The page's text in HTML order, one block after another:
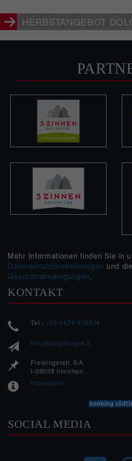
HERBSTANGEBOT
Mehr Informationen finden Sie in
Datenschutzbestimmungen und die
Geschäftsbedingungen.
KONTAKT
Tel.: +39 0474 913604
info@burghuegel.it
Freisingerstr. 6/A
I-39038 Innichen
Impressum
SOCIAL MEDIA